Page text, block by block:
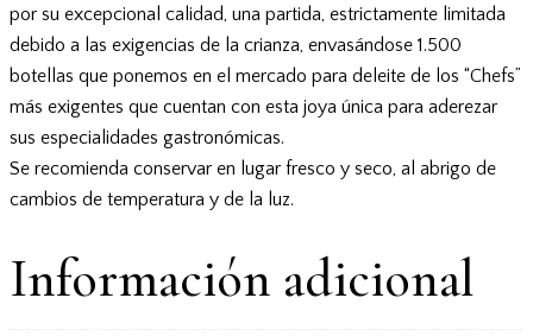
por su excepcional calidad, una partida, estrictamente limitada
debido a las exigencias de la crianza, envasándose 1.500
botellas que ponemos en el mercado para deleite de los “Chefs”
más exigentes que cuentan con esta joya única para aderezar
sus especialidades gastronómicas.
Se recomienda conservar en lugar fresco y seco, al abrigo de
cambios de temperatura y de la luz.
Información adicional